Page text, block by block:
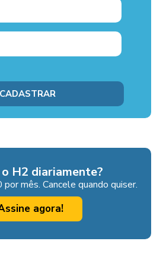
H2 diariamente?
mês. Cancele quando quiser.
agora!